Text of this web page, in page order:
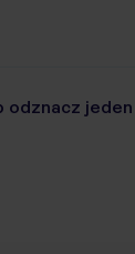
odznacz